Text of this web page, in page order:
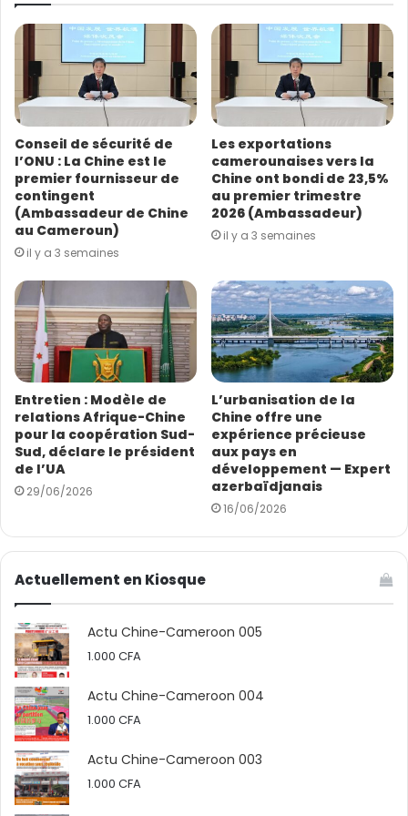
r
e
e
s
s
e
E
m
a
l
Conseil de sécurité de
l’ONU : La Chine est le
premier fournisseur de
contingent
(Ambassadeur de Chine
au Cameroun)
il y a 3 semaines
Les exportations
camerounaises vers la
Chine ont bondi de 23,5%
au premier trimestre
2026 (Ambassadeur)
il y a 3 semaines
Entretien : Modèle de
relations Afrique-Chine
pour la coopération Sud-
Sud, déclare le président
de l’UA
29/06/2026
L’urbanisation de la
Chine offre une
expérience précieuse
aux pays en
développement — Expert
azerbaïdjanais
16/06/2026
Actuellement en Kiosque
Actu Chine-Cameroon 005
1.000 CFA
Actu Chine-Cameroon 004
1.000 CFA
Actu Chine-Cameroon 003
1.000 CFA